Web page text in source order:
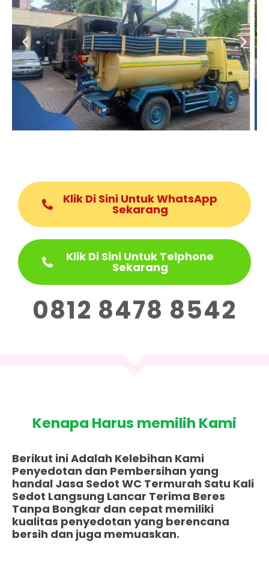
Klik Di Sini Untuk WhatsApp
Sekarang
Klik Di Sini Untuk Telphone
Sekarang
0812 8478 8542
Kenapa Harus memilih Kami
Berikut ini Adalah Kelebihan Kami
Penyedotan dan Pembersihan yang
handal Jasa Sedot WC Termurah Satu Kali
Sedot Langsung Lancar Terima Beres
Tanpa Bongkar dan cepat memiliki
kualitas penyedotan yang berencana
bersih dan juga memuaskan.